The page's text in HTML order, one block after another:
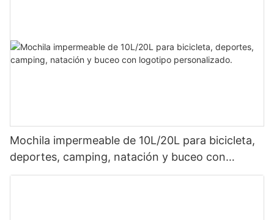
Mochila impermeable de 10L/20L para bicicleta,
deportes, camping, natación y buceo con
logotipo personalizado.